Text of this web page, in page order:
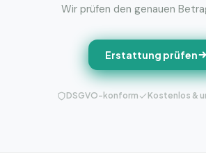
Wir prüfen den genauen
Erstattung prüfen
DSGVO-konform Kostenlos &